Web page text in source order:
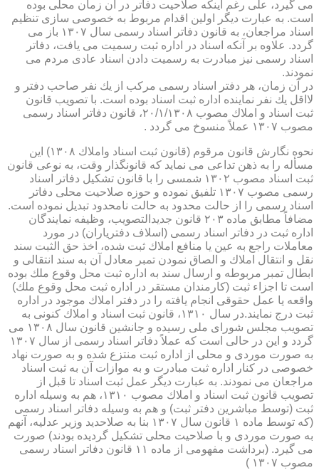
می گیرد، علی رغم اینكه صلاحیت دفاتر در آن زمان محلی بوده
است. به عبارت دیگر اولین اقدام مربوط به خصوصی سازی تنظیم
اسناد مراجعان، به قانون دفاتر اسناد رسمی سال ۱۳۰۷ باز می
گردد. علاوه بر آنكه اسناد در اداره ثبت رسمیت می یافت، دفاتر
اسناد رسمی نیز مبادرت به رسمیت دادن اسناد عادی مردم می
نمودند.
در آن زمان، هر دفتر اسناد رسمی مركب از یك نفر صاحب دفتر و
لااقل یك نفر نماینده اداره ثبت اسناد بوده است. با تصویب قانون
ثبت اسناد و املاك مصوب ۲۰/۱/۱۳۰۸، قانون دفاتر اسناد رسمی
مصوب ۱۳۰۷ عملاً منسوخ می گردد .
نحوه نگارش قانون مرقوم (قانون ثبت اسناد واملاك ۱۳۰۸) این
مسأله را به ذهن تداعی می نماید كه قانونگذار وقت، به نوعی قانون
ثبت اسناد مصوب ۱۳۰۲ شمسی را با قانون تشكیل دفاتر اسناد
رسمی مصوب ۱۳۰۷ تلفیق نموده و حوزه صلاحیت محلی دفاتر
اسناد رسمی را از حالت محدود به حالت نامحدود تبدیل نموده است.
مضافاً مطابق ماده ۲۰۳ قانون جدیدالتصویب، وظیفه نمایندگان
اداره ثبت در دفاتر اسناد رسمی (اسلاف دفتریاران) در مورد
معاملات راجع به عین یا منافع املاك ثبت شده، اخذ حق الثبت سند
نقل و انتقال املاك و الصاق نمودن تمبر معادل آن به سند انتقالی و
ابطال تمبر مربوطه و ارسال سند به اداره ثبت محل وقوع ملك بوده
است تا اجزاء ثبت (كارمندان مستقر در اداره ثبت محل وقوع ملك)
واقعه یا عمل حقوقی انجام یافته را در دفتر املاك موجود در اداره
ثبت درج نمایند.در سال ۱۳۱۰، قانون ثبت اسناد و املاك كنونی به
تصویب مجلس شورای ملی رسیده و جانشین قانون سال ۱۳۰۸ می
گردد و این در حالی است كه عملاً دفاتر اسناد رسمی از سال ۱۳۰۷
به صورت موردی و محلی از اداره ثبت منتزع شده و به صورت نهاد
خصوصی در كنار اداره ثبت مبادرت و به موازات آن به ثبت اسناد
مراجعان می نمودند. به عبارت دیگر عمل ثبت اسناد تا قبل از
تصویب قانون ثبت اسناد و املاك مصوب ۱۳۱۰، هم به وسیله اداره
ثبت (توسط مباشرین دفتر ثبت) و هم به وسیله دفاتر اسناد رسمی
(كه توسط ماده ۱ قانون سال ۱۳۰۷ بنا به صلاحدید وزیر عدلیه، آنهم
به صورت موردی و با صلاحیت محلی تشكیل گردیده بودند) صورت
می گیرد. (برداشت مفهومی از ماده ۱۱ قانون دفاتر اسناد رسمی
مصوب ۱۳۰۷ )